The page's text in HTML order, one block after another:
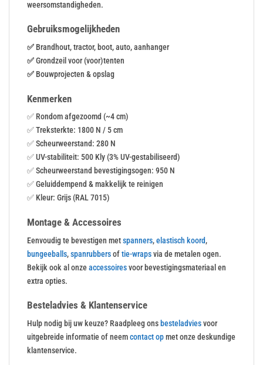
weersomstandigheden.
Gebruiksmogelijkheden
✅ Brandhout, tractor, boot, auto, aanhanger
✅Grondzeil voor (voor)tenten
✅ Bouwprojecten & opslag
Kenmerken
✅ Rondom afgezoomd (~4 cm)
✅ Treksterkte: 1800 N / 5 cm
✅ Scheurweerstand: 280 N
✅ UV-stabiliteit: 500 Kly (3% UV-gestabiliseerd)
✅ Scheurweerstand bevestigingsogen: 950 N
✅ Geluiddempend & makkelijk te reinigen
✅ Kleur: Grijs (RAL 7015)
Montage & Accessoires
Eenvoudig te bevestigen metspanners,elastisch koord,
bungeeballs,spanrubbersoftie-wrapsvia de metalen ogen.
Bekijk ook al onzeaccessoiresvoor bevestigingsmateriaal en
extra opties.
Besteladvies & Klantenservice
Hulp nodig bij uw keuze? Raadpleeg ons besteladviesvoor
uitgebreide informatie of neemcontact opmet onze deskundige
klantenservice.